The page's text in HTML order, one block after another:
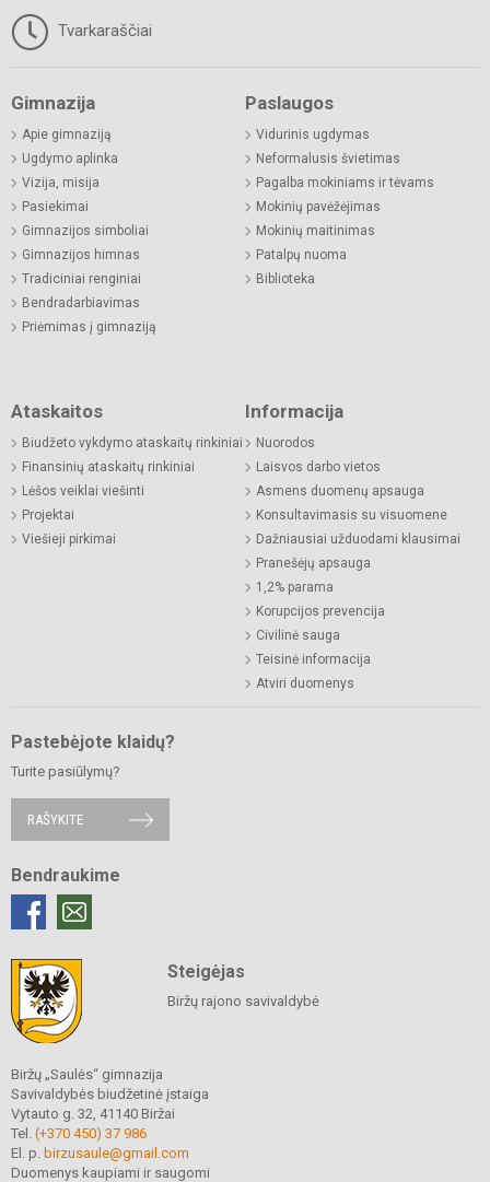
Tvarkaraščiai
Gimnazija
Apie gimnaziją
Ugdymo aplinka
Vizija, misija
Pasiekimai
Gimnazijos simboliai
Gimnazijos himnas
Tradiciniai renginiai
Bendradarbiavimas
Priėmimas į gimnaziją
Paslaugos
Vidurinis ugdymas
Neformalusis švietimas
Pagalba mokiniams ir tėvams
Mokinių pavėžėjimas
Mokinių maitinimas
Patalpų nuoma
Biblioteka
Ataskaitos
Biudžeto vykdymo ataskaitų rinkiniai
Finansinių ataskaitų rinkiniai
Lėšos veiklai viešinti
Projektai
Viešieji pirkimai
Informacija
Nuorodos
Laisvos darbo vietos
Asmens duomenų apsauga
Konsultavimasis su visuomene
Dažniausiai užduodami klausimai
Pranešėjų apsauga
1,2% parama
Korupcijos prevencija
Civilinė sauga
Teisinė informacija
Atviri duomenys
Pastebėjote klaidų?
Turite pasiūlymų?
RAŠYKITE
Bendraukime
Steigėjas
Biržų rajono savivaldybė
Biržų „Saulės“ gimnazija
Savivaldybės biudžetinė įstaiga
Vytauto g. 32, 41140 Biržai
Tel. (+370 450) 37 986
El. p. birzusaule@gmail.com
Duomenys kaupiami ir saugomi